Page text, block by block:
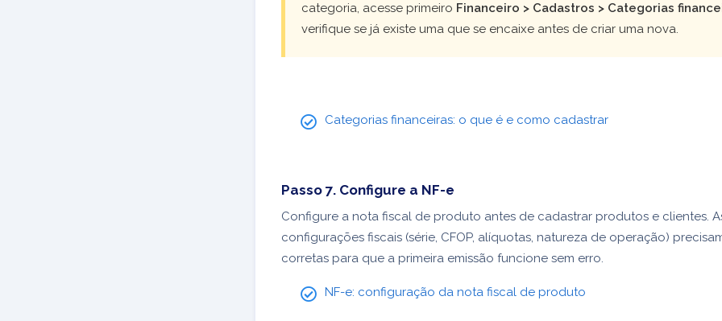
categoria, acesse primeiro Financeiro > Cadastros > Categorias
verifique se já existe uma que se encaixe antes de criar uma nova.
Categorias financeiras: o que é e como cadastrar
Passo 7. Configure a NF-e
Configure a nota fiscal de produto antes de cadastrar produtos e clientes.
configurações fiscais (série, CFOP, alíquotas, natureza de operação)
corretas para que a primeira emissão funcione sem erro.
NF-e: configuração da nota fiscal de produto